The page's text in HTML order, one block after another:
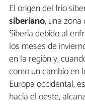
El origen del frío
siberiano, una
Siberia debido al
los meses de
en la región y,
como un cambio en
Europa occidental,
hacia el oeste,